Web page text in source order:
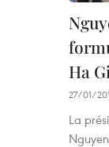
Ha
27/01/
La